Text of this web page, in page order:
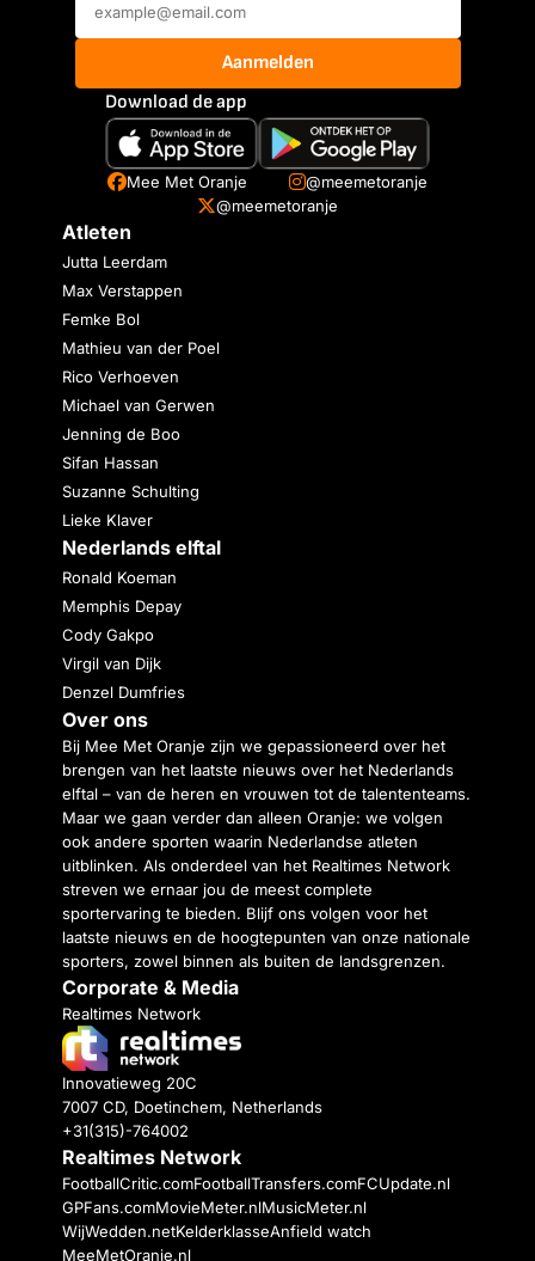
Aanmelden
Download de app
Mee Met Oranje
@meemetoranje
@meemetoranje
Atleten
Jutta Leerdam
Max Verstappen
Femke Bol
Mathieu van der Poel
Rico Verhoeven
Michael van Gerwen
Jenning de Boo
Sifan Hassan
Suzanne Schulting
Lieke Klaver
Nederlands elftal
Ronald Koeman
Memphis Depay
Cody Gakpo
Virgil van Dijk
Denzel Dumfries
Over ons
Bij Mee Met Oranje zijn we gepassioneerd over het
brengen van het laatste nieuws over het Nederlands
elftal – van de heren en vrouwen tot de talententeams.
Maar we gaan verder dan alleen Oranje: we volgen
ook andere sporten waarin Nederlandse atleten
uitblinken. Als onderdeel van het Realtimes Network
streven we ernaar jou de meest complete
sportervaring te bieden. Blijf ons volgen voor het
laatste nieuws en de hoogtepunten van onze nationale
sporters, zowel binnen als buiten de landsgrenzen.
Corporate & Media
Realtimes Network
Innovatieweg 20C
7007 CD, Doetinchem, Netherlands
+31(315)-764002
Realtimes Network
FootballCritic.comFootballTransfers.comFCUpdate.nl
GPFans.comMovieMeter.nlMusicMeter.nl
WijWedden.netKelderklasseAnfield watch
MeeMetOranje.nl